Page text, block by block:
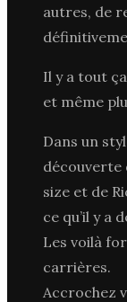
autres, de
Il y a tout
et même
Dans un
découverte
size et de
ce qu’il y a
Les voilà
carrières.
Accrochez